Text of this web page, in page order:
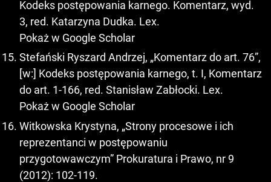
Kodeks postępowania karnego. Komentarz, wyd.
3, red. Katarzyna Dudka. Lex.
Pokaż w Google Scholar
Stefański Ryszard Andrzej, „Komentarz do art. 76”,
[w:] Kodeks postępowania karnego, t. I, Komentarz
do art. 1-166, red. Stanisław Zabłocki. Lex.
Pokaż w Google Scholar
Witkowska Krystyna, „Strony procesowe i ich
reprezentanci w postępowaniu
przygotowawczym” Prokuratura i Prawo, nr 9
(2012): 102-119.